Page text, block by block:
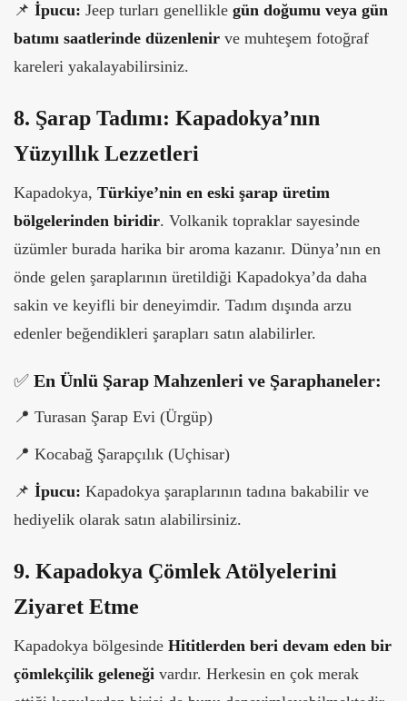
📌 İpucu: Jeep turları genellikle gün doğumu veya gün
batımı saatlerinde düzenlenir ve muhteşem fotoğraf
kareleri yakalayabilirsiniz.
8. Şarap Tadımı: Kapadokya’nın
Yüzyıllık Lezzetleri
Kapadokya, Türkiye’nin en eski şarap üretim
bölgelerinden biridir. Volkanik topraklar sayesinde
üzümler burada harika bir aroma kazanır. Dünya’nın en
önde gelen şaraplarının üretildiği Kapadokya’da daha
sakin ve keyifli bir deneyimdir. Tadım dışında arzu
edenler beğendikleri şarapları satın alabilirler.
✅ En Ünlü Şarap Mahzenleri ve Şaraphaneler:
📍 Turasan Şarap Evi (Ürgüp)
📍 Kocabağ Şarapçılık (Uçhisar)
📌 İpucu: Kapadokya şaraplarının tadına bakabilir ve
hediyelik olarak satın alabilirsiniz.
9. Kapadokya Çömlek Atölyelerini
Ziyaret Etme
Kapadokya bölgesinde Hititlerden beri devam eden bir
çömlekçilik geleneği vardır. Herkesin en çok merak